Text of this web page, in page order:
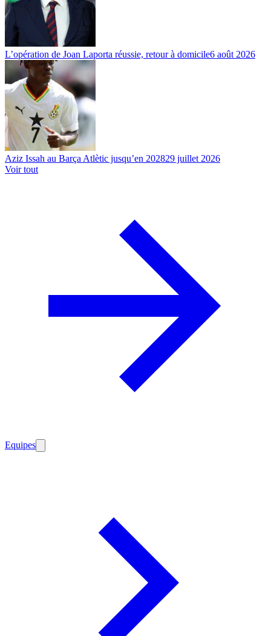
L’opération de Joan Laporta réussie, retour à domicile6 août 2026
Aziz Issah au Barça Atlètic jusqu’en 202829 juillet 2026
Voir tout
Equipes